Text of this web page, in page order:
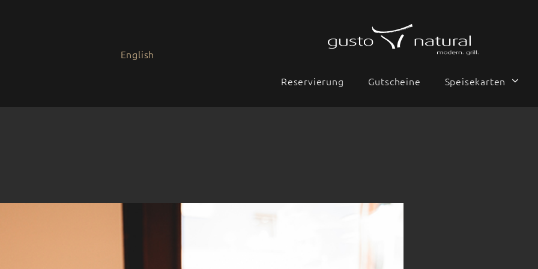
English
Reservierung Gutscheine Speisekarten